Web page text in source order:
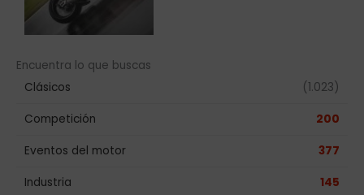
Encuentra lo que buscas
Clásicos
(1.023)
Competición 200
Eventos del motor 377
Industria 145